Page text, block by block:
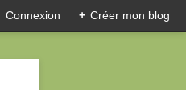
Connexion + Créer mon blog